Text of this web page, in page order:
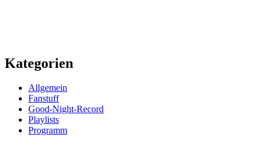
Kategorien
Allgemein
Fanstuff
Good-Night-Record
Playlists
Programm